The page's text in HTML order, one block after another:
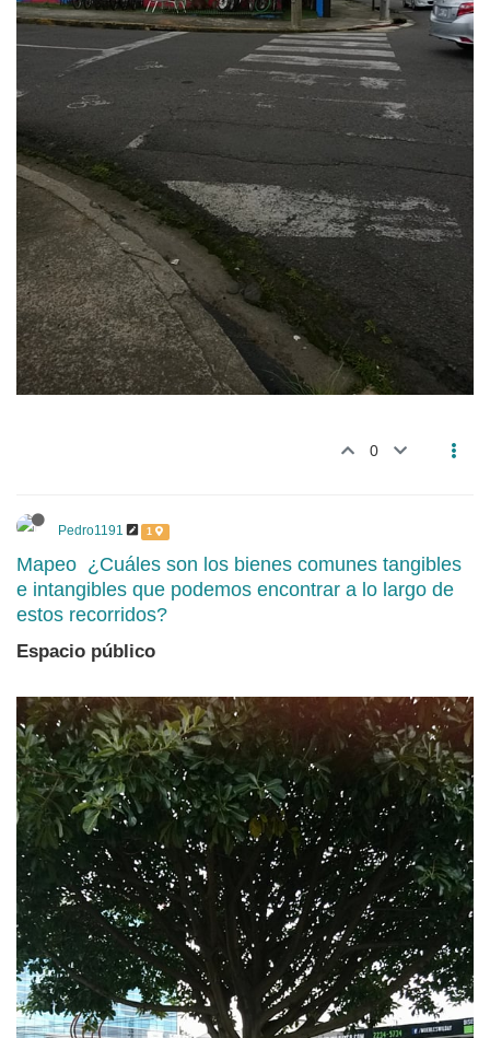
0
Pedro1191 1
Mapeo ¿Cuáles son los bienes comunes tangibles
e intangibles que podemos encontrar a lo largo de
estos recorridos?
Espacio público